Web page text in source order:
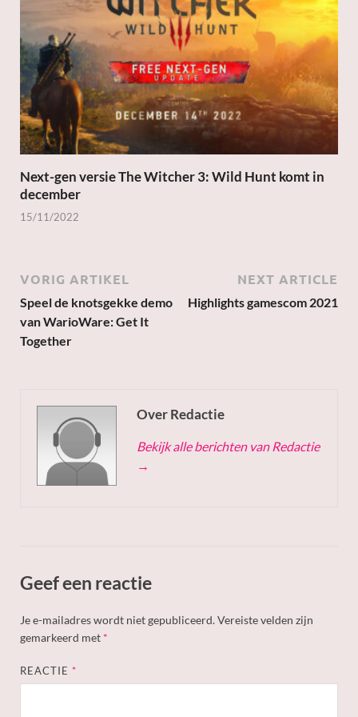
Next-gen versie The Witcher 3: Wild Hunt komt in
december
15/11/2022
VORIG ARTIKEL
Speel de knotsgekke demo
van WarioWare: Get It
Together
NEXT ARTICLE
Highlights gamescom 2021
Over Redactie
Bekijk alle berichten van Redactie
→
Geef een reactie
Je e-mailadres wordt niet gepubliceerd.Vereiste velden zijn
gemarkeerd met *
REACTIE*